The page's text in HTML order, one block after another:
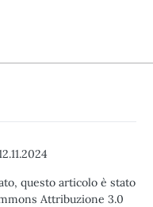
questo articolo è stato
Attribuzione 3.0